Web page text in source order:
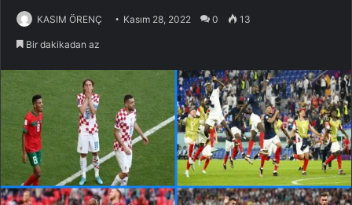
KASIM ÖRENÇ Kasım 28, 2022 0 13
Bir dakikadan az